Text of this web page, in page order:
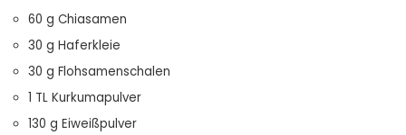
60 g Chiasamen
30 g Haferkleie
30 g Flohsamenschalen
1 TL Kurkumapulver
130 g Eiweißpulver